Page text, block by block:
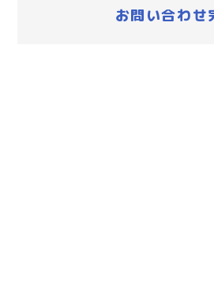
お問い合わせ